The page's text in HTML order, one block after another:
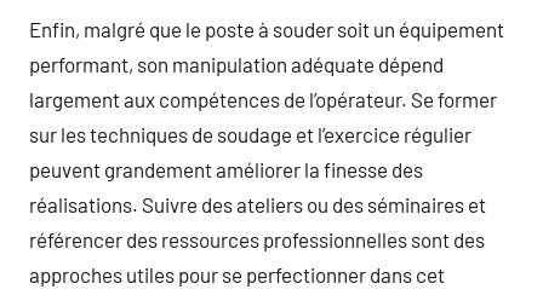
Enfin, malgré que le poste à souder soit un équipement
performant, son manipulation adéquate dépend
largement aux compétences de l’opérateur. Se former
sur les techniques de soudage et l’exercice régulier
peuvent grandement améliorer la finesse des
réalisations. Suivre des ateliers ou des séminaires et
référencer des ressources professionnelles sont des
approches utiles pour se perfectionner dans cet